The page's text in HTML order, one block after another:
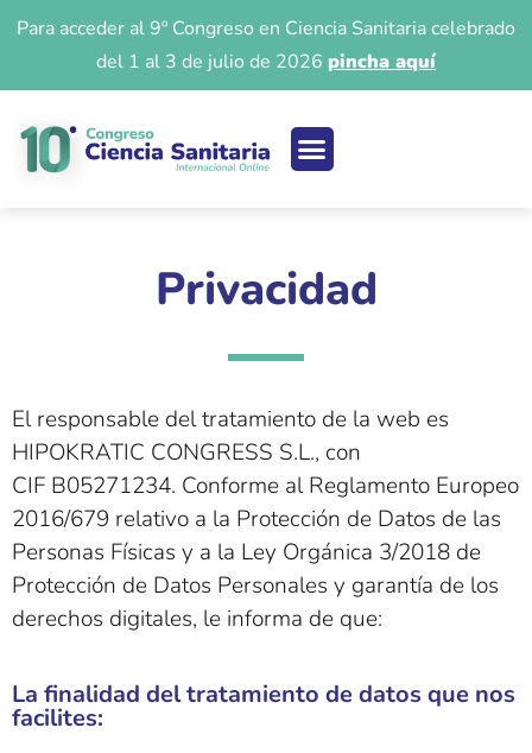
Para acceder al 9º Congreso en Ciencia Sanitaria celebrado
del 1 al 3 de julio de 2026 pincha aquí
Privacidad
El responsable del tratamiento de la web es
HIPOKRATIC CONGRESS S.L., con
CIF B05271234. Conforme al Reglamento Europeo
2016/679 relativo a la Protección de Datos de las
Personas Físicas y a la Ley Orgánica 3/2018 de
Protección de Datos Personales y garantía de los
derechos digitales, le informa de que:
La finalidad del tratamiento de datos que nos
facilites: